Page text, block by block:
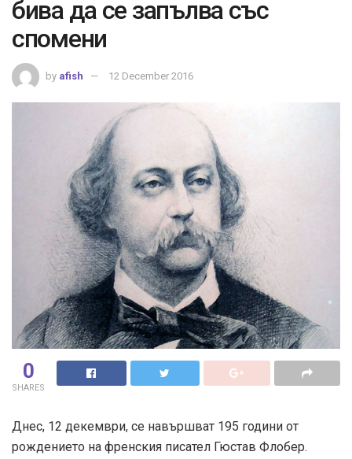
бива да се запълва със
спомени
by afish 12 December 2016
0
SHARES
Днес, 12 декември, се навършват 195 години от
рождението на френския писател Гюстав Флобер.